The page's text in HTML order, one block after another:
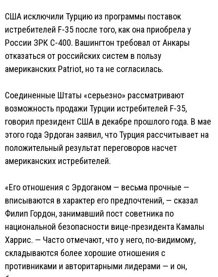
США исключили Турцию из программы поставок
истребителей F-35 после того, как она приобрела у
России ЗРК С-400. Вашингтон требовал от Анкары
отказаться от российских систем в пользу
американских Patriot, но та не согласилась.
Соединенные Штаты «серьезно» рассматривают
возможность продажи Турции истребителей F-35,
говорил президент США в декабре прошлого года. В мае
этого года Эрдоган заявил, что Турция рассчитывает на
положительный результат переговоров насчет
американских истребителей.
«Его отношения с Эрдоганом — весьма прочные —
вписываются в характер его предпочтений, — сказал
Филип Гордон, занимавший пост советника по
национальной безопасности вице-президента Камалы
Харрис. — Часто отмечают, что у него, по-видимому,
складываются более хорошие отношения с
противниками и авторитарными лидерами — и он,